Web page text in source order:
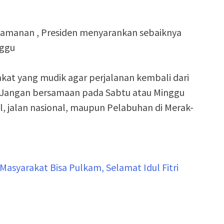
, Presiden menyarankan sebaiknya
yang mudik agar perjalanan kembali dari
bersamaan pada Sabtu atau Minggu
nasional, maupun Pelabuhan di Merak-
Bisa Pulkam, Selamat Idul Fitri